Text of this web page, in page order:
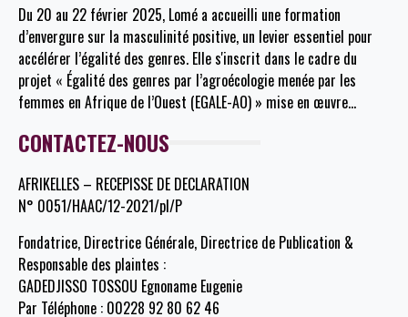
Du 20 au 22 février 2025, Lomé a accueilli une formation
d’envergure sur la masculinité positive, un levier essentiel pour
accélérer l’égalité des genres. Elle s'inscrit dans le cadre du
projet « Égalité des genres par l’agroécologie menée par les
femmes en Afrique de l’Ouest (EGALE-AO) » mise en œuvre…
CONTACTEZ-NOUS
AFRIKELLES – RECEPISSE DE DECLARATION
N° 0051/HAAC/12-2021/pl/P
Fondatrice, Directrice Générale, Directrice de Publication &
Responsable des plaintes :
GADEDJISSO TOSSOU Egnoname Eugenie
Par Téléphone : 00228 92 80 62 46